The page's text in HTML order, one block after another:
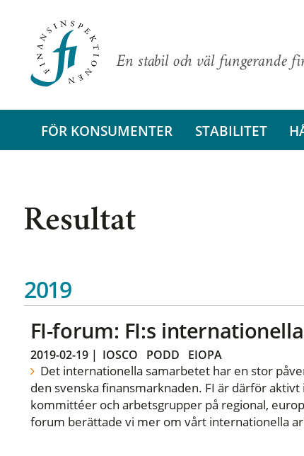
En stabil och väl fungerande
FÖR KONSUMENTER STABILITET
Resultat
2019
FI-forum: FI:s
2019-02-19| IOSCO PODD EIOPA
Det internationella samarbetet har en stor
den svenska finansmarknaden. FI är därför
kommittéer och arbetsgrupper på regional,
forum berättade vi mer om vårt internationella